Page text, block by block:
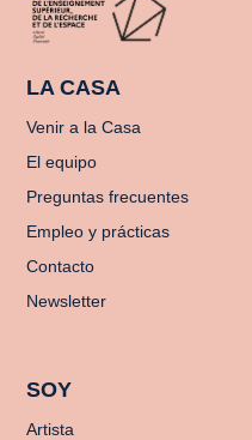
LA CASA
Venir a la Casa
El equipo
Preguntas frecuentes
Empleo y prácticas
Contacto
Newsletter
SOY
Artista